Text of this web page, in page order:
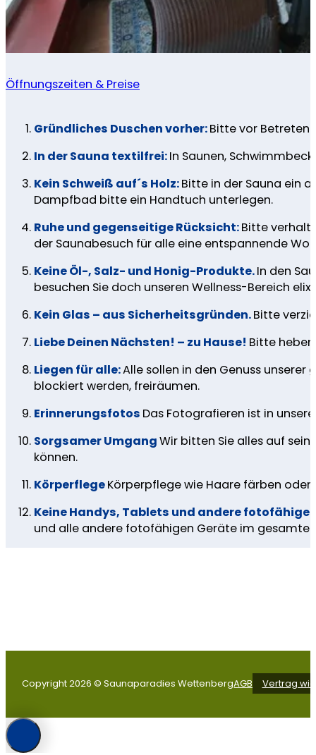
Öffnungszeiten & Preise
Gründliches Duschen vorher:Bitte vor Betreten
In der Sauna textilfrei:In Saunen,
Kein Schweiß auf´s Holz:Bitte in der Sauna ein
Dampfbad bitte ein Handtuch unterlegen.
Ruhe und gegenseitige Rücksicht:Bitte
der Saunabesuch für alle eine entspannende
Keine Öl-, Salz- und Honig-Produkte.In den
besuchen Sie doch unseren Wellness-Bereich
Kein Glas – aus Sicherheitsgründen.Bitte
Liebe Deinen Nächsten! – zu Hause! Bitte
Liegen für alle:Alle sollen in den Genuss
blockiert werden, freiräumen.
Erinnerungsfotos Das Fotografieren ist in
Sorgsamer UmgangWir bitten Sie alles auf
können.
KörperflegeKörperpflege wie Haare färben oder
Keine Handys, Tablets und andere
und alle andere fotofähigen Geräte im
Copyright 2026 © Saunaparadies WettenbergAGB Vertrag